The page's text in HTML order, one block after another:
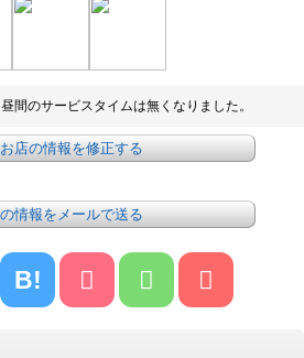
間のサービスタイムは無くなりました。
店の情報を修正する
情報をメールで送る
B!